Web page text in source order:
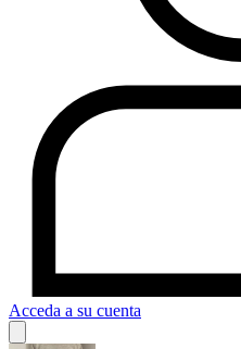
Acceda a su cuenta